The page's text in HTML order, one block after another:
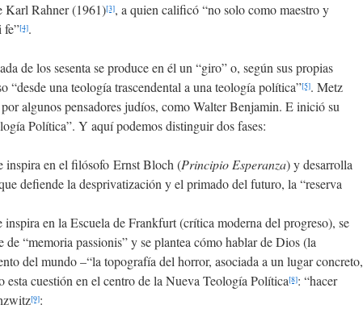
Karl Rahner (1961)[3], a quien calificó “no solo como maestro y
fe”[4].
de los sesenta se produce en él un “giro” o, según sus propias
“desde una teología trascendental a una teología política”[5]. Metz
algunos pensadores judíos, como Walter Benjamin. E inició su
Política”. Y aquí podemos distinguir dos fases:
inspira en el filósofo Ernst Bloch (Principio Esperanza) y desarrolla
defiende la desprivatización y el primado del futuro, la “reserva
inspira en la Escuela de Frankfurt (crítica moderna del progreso), se
de “memoria passionis” y se plantea cómo hablar de Dios (la
del mundo –“la topografía del horror, asociada a un lugar concreto,
esta cuestión en el centro de la Nueva Teología Política[8]: “hacer
[9]: